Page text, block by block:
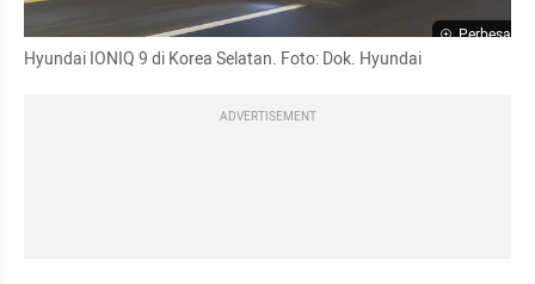
Perbesar
Hyundai IONIQ 9 di Korea Selatan. Foto: Dok. Hyundai
ADVERTISEMENT